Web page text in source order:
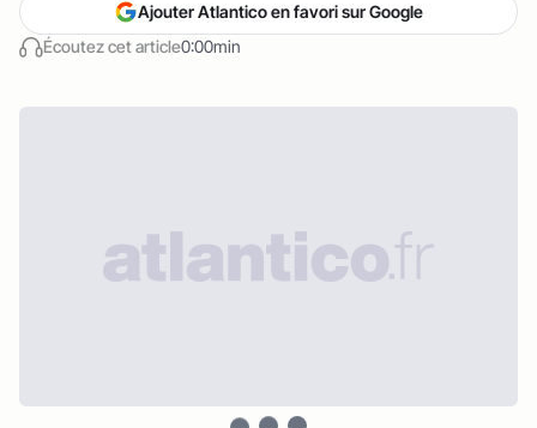
Écoutez cet article0:00min
Ajouter Atlantico en favori sur Google